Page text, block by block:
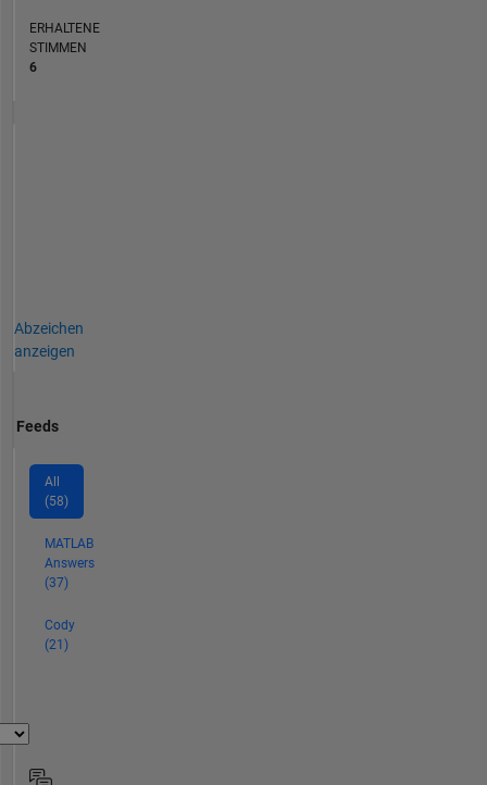
ERHALTENE
STIMMEN
6
Abzeichen
anzeigen
Feeds
All
(58)
MATLAB
Answers
(37)
Cody
(21)